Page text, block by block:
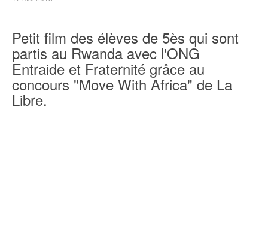
Petit film des élèves de 5ès qui sont
partis au Rwanda avec l'ONG
Entraide et Fraternité grâce au
concours "Move With Africa" de La
Libre.